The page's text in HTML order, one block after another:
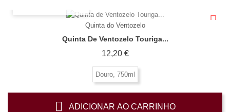
Quinta do Ventozelo
Quinta De Ventozelo Touriga...
12,20 €Preço
Douro, 750ml
ADICIONAR AO CARRINHO